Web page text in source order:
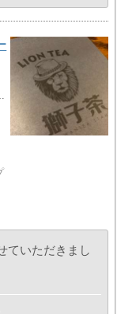
09/19/231052
ていただきまし